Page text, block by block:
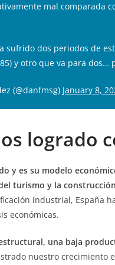
mal comparada
sufrido dos periodos de
y otro que va para dos…
(@danfmsg) January 8,
logrado
y es su modelo
turismo y la construcción
industrial, España
económicas.
una baja
nuestro crecimiento